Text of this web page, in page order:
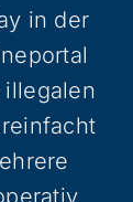
in der